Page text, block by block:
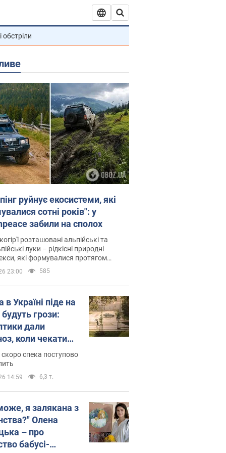
обстріли
руйнує екосистеми, які
сотні років": у
забили на сполох
розташовані альпійські та
луки – рідкісні природні
які формувалися протягом
23:00 585
в Україні піде на
грози:
дали
коли чекати
погоди
скоро спека поступово
14:59 6,3 т.
я залякана з
Олена
– про
бабусі-